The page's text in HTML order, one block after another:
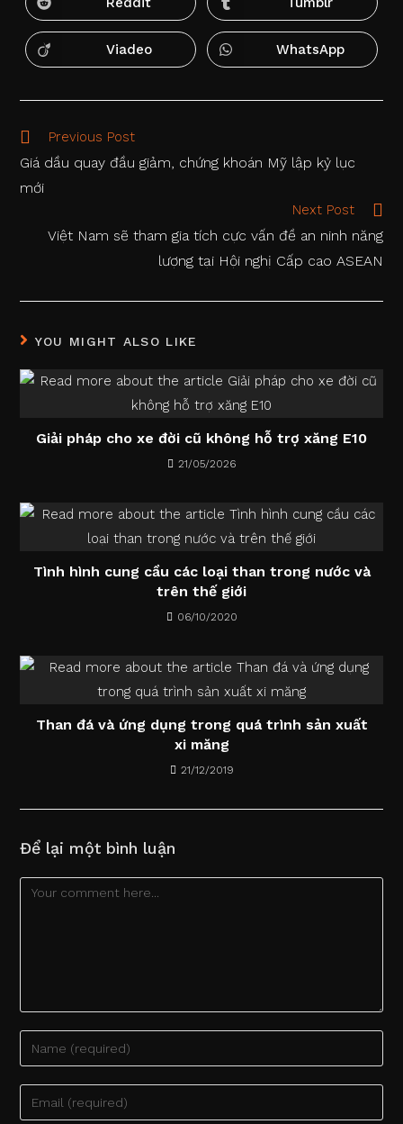
window
window
Opens
in
a
new
window
Opens
in
a
new
window
Opens
in
window
Viadeo
Opens
in
window
WhatsApp
Read
articles
Previous Post
Giá dầu quay đầu giảm, chứng khoán Mỹ lập kỷ lục
mới
Next Post
Việt Nam sẽ tham gia tích cực vấn đề an ninh năng
lượng tại Hội nghị Cấp cao ASEAN
YOU MIGHT ALSO LIKE
Giải pháp cho xe đời cũ không hỗ trợ xăng E10
21/05/2026
Tình hình cung cầu các loại than trong nước và
trên thế giới
06/10/2020
Than đá và ứng dụng trong quá trình sản xuất
xi măng
21/12/2019
Để lại một bình luận
Comment
your
name
your